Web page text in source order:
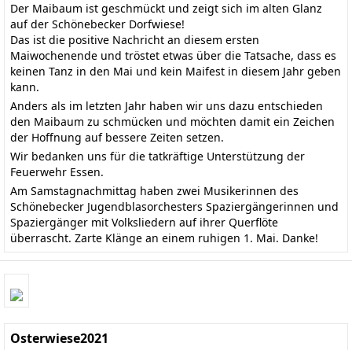
Der Maibaum ist geschmückt und zeigt sich im alten Glanz
auf der Schönebecker Dorfwiese!
Das ist die positive Nachricht an diesem ersten
Maiwochenende und tröstet etwas über die Tatsache, dass es
keinen Tanz in den Mai und kein Maifest in diesem Jahr geben
kann.
Anders als im letzten Jahr haben wir uns dazu entschieden
den Maibaum zu schmücken und möchten damit ein Zeichen
der Hoffnung auf bessere Zeiten setzen.
Wir bedanken uns für die tatkräftige Unterstützung der
Feuerwehr Essen.
Am Samstagnachmittag haben zwei Musikerinnen des
Schönebecker Jugendblasorchesters Spaziergängerinnen und
Spaziergänger mit Volksliedern auf ihrer Querflöte
überrascht. Zarte Klänge an einem ruhigen 1. Mai. Danke!
Osterwiese2021